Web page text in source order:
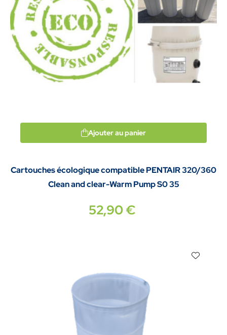
Ajouter au panier
Cartouches écologique compatible PENTAIR 320/360
Clean and clear-Warm Pump S0 35
52,90 €